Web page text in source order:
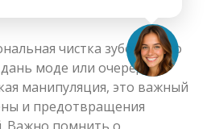
чистка зубов — это
моде или очередная
манипуляция, это важный
и предотвращения